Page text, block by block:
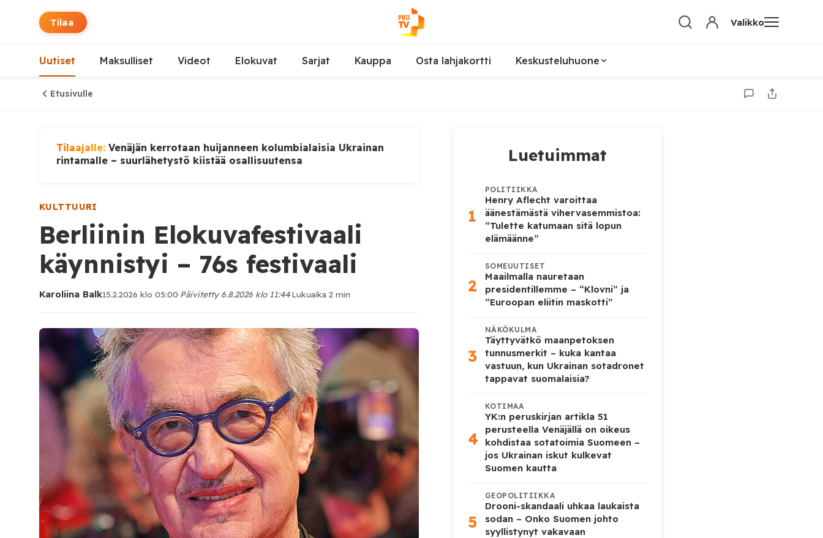
Tilaa Valikko
Uutiset Maksulliset Videot Elokuvat Sarjat Kauppa Osta lahjakortti Keskusteluhuone
Etusivulle
Tilaajalle: Venäjän kerrotaan huijanneen kolumbialaisia Ukrainan
rintamalle – suurlähetystö kiistää osallisuutensa
KULTTUURI
Berliinin Elokuvafestivaali
käynnistyi – 76s festivaali
Karoliina Balk15.2.2026 klo 05:00·Päivitetty 6.8.2026 klo 11:44·Lukuaika 2 min
Luetuimmat
1
POLITIIKKA
Henry Aflecht varoittaa
äänestämästä vihervasemmistoa:
“Tulette katumaan sitä lopun
elämäänne”
2
SOMEUUTISET
Maailmalla nauretaan
presidentillemme – “Klovni” ja
“Euroopan eliitin maskotti”
3
NÄKÖKULMA
Täyttyvätkö maanpetoksen
tunnusmerkit – kuka kantaa
vastuun, kun Ukrainan sotadronet
tappavat suomalaisia?
4
KOTIMAA
YK:n peruskirjan artikla 51
perusteella Venäjällä on oikeus
kohdistaa sotatoimia Suomeen –
jos Ukrainan iskut kulkevat
Suomen kautta
5
GEOPOLITIIKKA
Drooni-skandaali uhkaa laukaista
sodan – Onko Suomen johto
syyllistynyt vakavaan